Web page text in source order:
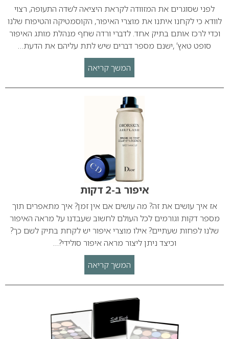
לפני שסוגרים את המזוודה לקראת היציאה לשדה התעופה, רצוי
לוודא כי לקחנו איתנו את מוצרי האיפור, הקוסמטיקה והטיפוח שלנו
וכדי לרכז אותם בתיק אחד. לדברי ורדה שחף מנהלת מותג האיפור
סופט טאץ’ ,ישנם מספר דברים שיש לתת עליהם את הדעת…
המשך קריאה
איפור ב-2 דקות
אז איך עושים את זה? מה עושים אם אין זמן? איך מתאפרים תוך
מספר דקות וגורמים לכל העולם לחשוב שעבדנו על מראה האיפור
שלנו לפחות שעתיים? אילו מוצרי איפור יש לקחת בתיק לשם כך?
וכיצד ניתן ליצור מראה איפור סולידי?…
המשך קריאה